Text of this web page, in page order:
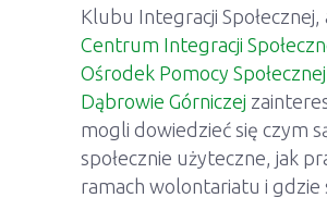
Klubu Integracji Społecznej,
Centrum Integracji
Ośrodek Pomocy
Dąbrowie Górniczej
mogli dowiedzieć się czym
społecznie użyteczne, jak
ramach wolontariatu i gdzie